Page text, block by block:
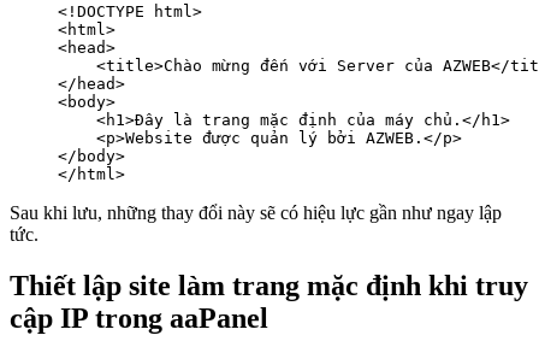
<!DOCTYPE html>
<html>
<head>
<title>Chào mừng đến với Server của AZWEB</
</head>
<body>
    <h1>Đây là trang mặc định của máy chủ.</h1>
    <p>Website được quản lý bởi AZWEB.</p>
</body>
Sau khi lưu, những thay đổi này sẽ có hiệu lực gần như ngay lập
tức.
Thiết lập site làm trang mặc định khi truy
cập IP trong aaPanel